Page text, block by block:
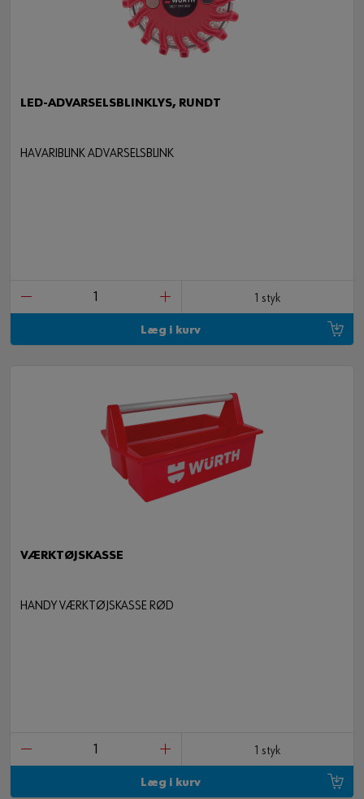
LED-ADVARSELSBLINKLYS, RUNDT
HAVARIBLINK ADVARSELSBLINK
1 styk
Læg i kurv
VÆRKTØJSKASSE
HANDY VÆRKTØJSKASSE RØD
1 styk
Læg i kurv